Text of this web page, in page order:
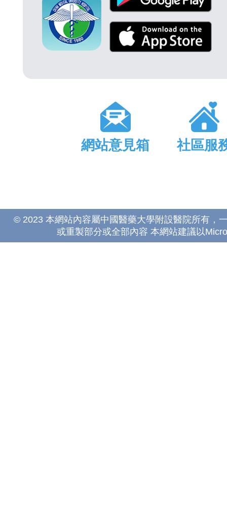
網站意見箱 社區服
© 2023 本網站內容屬中國醫藥大學附設醫院所有，
或重製部分或全部內容 本網站建議以